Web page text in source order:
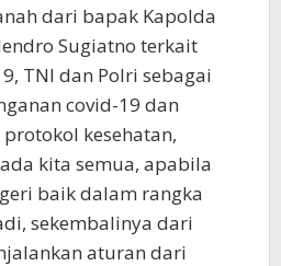
dari bapak Kapolda
Sugiatno terkait
TNI dan Polri sebagai
covid-19 dan
kesehatan,
kita semua, apabila
baik dalam rangka
sekembalinya dari
aturan dari